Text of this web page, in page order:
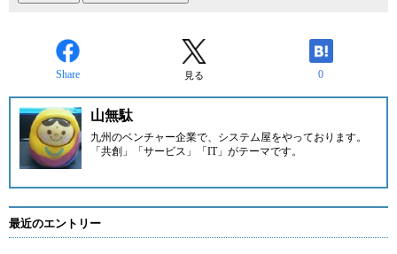
Share 見る 0
山無駄
九州のベンチャー企業で、システム屋をやっております。
「共創」「サービス」「IT」がテーマです。
最近のエントリー